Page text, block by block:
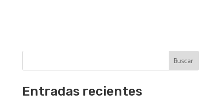
n
i
Buscar
Entradas recientes